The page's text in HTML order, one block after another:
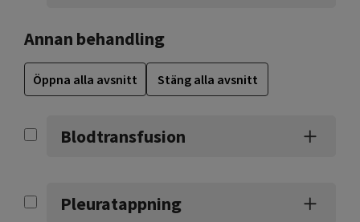
Annan behandling
Öppna alla avsnitt Stäng alla avsnitt
Blodtransfusion
Pleuratappning